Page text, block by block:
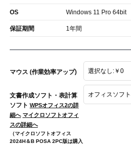
OS Windows 11 Pro 64bit
保証期間 1年間
マウス (作業効率アップ)
文書作成ソフト・表計算
ソフト WPSオフィス2の詳
細へ マイクロソフトオフィ
スの詳細へ
（マイクロソフトオフィス
2024H＆B POSA 2PC版は購入